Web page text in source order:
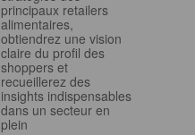
principaux retailers
alimentaires,
obtiendrez une vision
claire du profil des
shoppers et
recueillerez des
insights indispensables
dans un secteur en
plein